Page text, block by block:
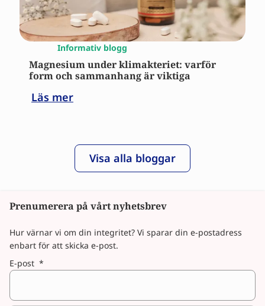
Informativ blogg
Magnesium under klimakteriet: varför
form och sammanhang är viktiga
Läs mer
Visa alla bloggar
Prenumerera på vårt nyhetsbrev
E-post *
Hur värnar vi om din integritet? Vi sparar din e-postadress
enbart för att skicka e-post.